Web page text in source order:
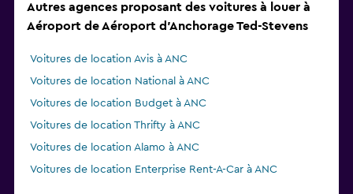
Autres agences proposant des voitures à louer à
Aéroport de Aéroport d'Anchorage Ted-Stevens
Voitures de location Avis à ANC
Voitures de location National à ANC
Voitures de location Budget à ANC
Voitures de location Thrifty à ANC
Voitures de location Alamo à ANC
Voitures de location Enterprise Rent-A-Car à ANC